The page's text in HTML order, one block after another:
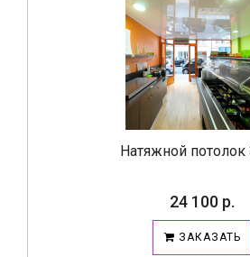
Натяжной потолок
24 100 р.
ЗАКАЗАТЬ